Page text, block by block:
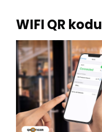
WIFI QR kodu